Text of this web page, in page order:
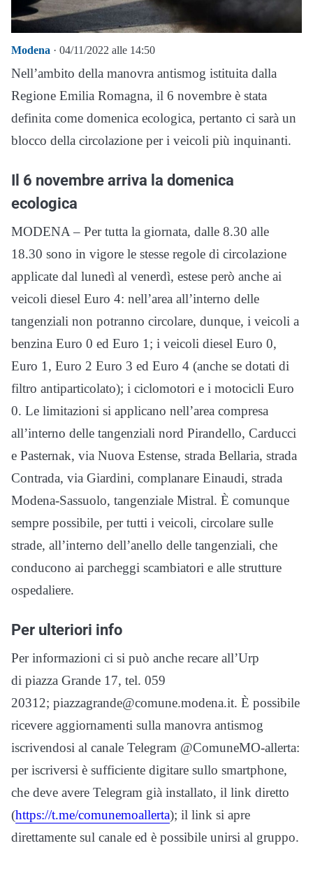
Modena · 04/11/2022 alle 14:50
Nell’ambito della manovra antismog istituita dalla
Regione Emilia Romagna, il 6 novembre è stata
definita come domenica ecologica, pertanto ci sarà un
blocco della circolazione per i veicoli più inquinanti.
Il 6 novembre arriva la domenica
ecologica
MODENA – Per tutta la giornata, dalle 8.30 alle
18.30 sono in vigore le stesse regole di circolazione
applicate dal lunedì al venerdì, estese però anche ai
veicoli diesel Euro 4: nell’area all’interno delle
tangenziali non potranno circolare, dunque, i veicoli a
benzina Euro 0 ed Euro 1; i veicoli diesel Euro 0,
Euro 1, Euro 2 Euro 3 ed Euro 4 (anche se dotati di
filtro antiparticolato); i ciclomotori e i motocicli Euro
0. Le limitazioni si applicano nell’area compresa
all’interno delle tangenziali nord Pirandello, Carducci
e Pasternak, via Nuova Estense, strada Bellaria, strada
Contrada, via Giardini, complanare Einaudi, strada
Modena-Sassuolo, tangenziale Mistral. È comunque
sempre possibile, per tutti i veicoli, circolare sulle
strade, all’interno dell’anello delle tangenziali, che
conducono ai parcheggi scambiatori e alle strutture
ospedaliere.
Per ulteriori info
Per informazioni ci si può anche recare all’Urp
di piazza Grande 17, tel. 059
20312; piazzagrande@comune.modena.it. È possibile
ricevere aggiornamenti sulla manovra antismog
iscrivendosi al canale Telegram @ComuneMO-allerta:
per iscriversi è sufficiente digitare sullo smartphone,
che deve avere Telegram già installato, il link diretto
(https://t.me/comunemoallerta); il link si apre
direttamente sul canale ed è possibile unirsi al gruppo.